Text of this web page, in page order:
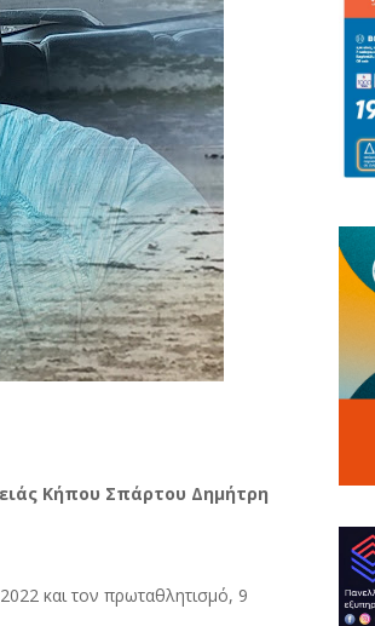
Κήπου Σπάρτου Δημήτρη
και τον πρωταθλητισμό, 9